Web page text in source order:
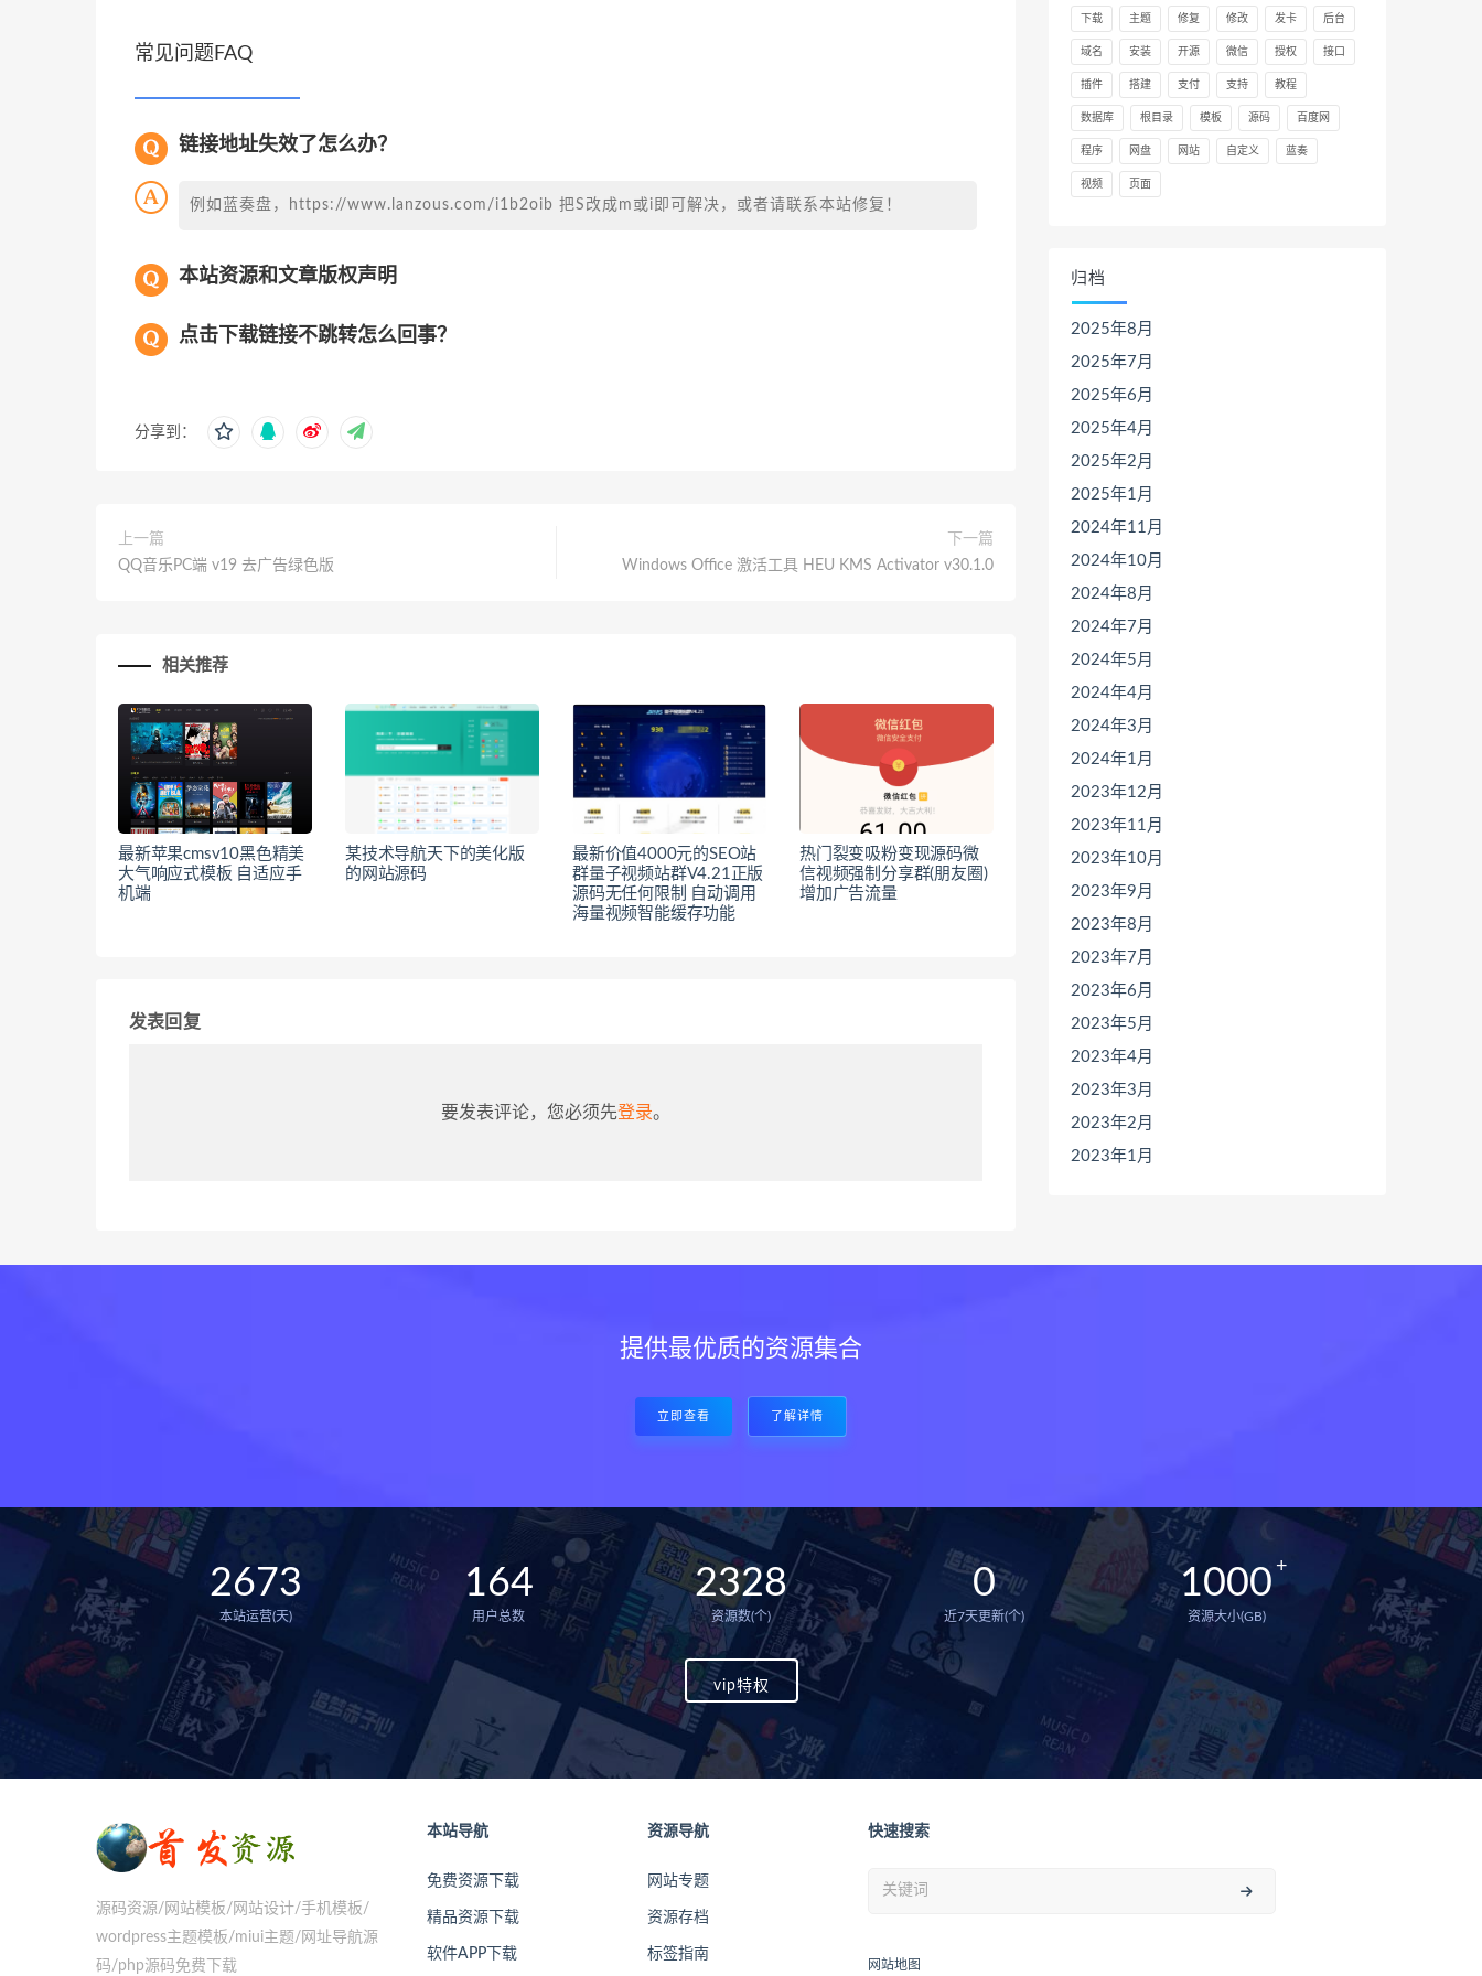
常见问题FAQ
链接地址失效了怎么办？
例如蓝奏盘，https://www.lanzous.com/i1b2oib 把S改成m或i即可解决，或者请联系本站修复！
本站资源和文章版权声明
点击下载链接不跳转怎么回事？
分享到：
上一篇
QQ音乐PC端 v19 去广告绿色版
下一篇
Windows Office 激活工具 HEU KMS Activator v30.1.0
相关推荐
最新苹果cmsv10黑色精美
大气响应式模板 自适应手
机端
某技术导航天下的美化版
的网站源码
最新价值4000元的SEO站
群量子视频站群V4.21正版
源码无任何限制 自动调用
海量视频智能缓存功能
热门裂变吸粉变现源码微
信视频强制分享群(朋友圈)
增加广告流量
发表回复
要发表评论，您必须先登录。
下载 主题 修复 修改 发卡 后台
域名 安装 开源 微信 授权 接口
插件 搭建 支付 支持 教程
数据库 根目录 模板 源码 百度网
程序 网盘 网站 自定义 蓝奏
视频 页面
归档
2025年8月
2025年7月
2025年6月
2025年4月
2025年2月
2025年1月
2024年11月
2024年10月
2024年8月
2024年7月
2024年5月
2024年4月
2024年3月
2024年1月
2023年12月
2023年11月
2023年10月
2023年9月
2023年8月
2023年7月
2023年6月
2023年5月
2023年4月
2023年3月
2023年2月
2023年1月
提供最优质的资源集合
立即查看 了解详情
2673
本站运营(天)
164
用户总数
2328
资源数(个)
0
近7天更新(个)
1000
资源大小(GB)
vip特权
源码资源/网站模板/网站设计/手机模板/
wordpress主题模板/miui主题/网址导航源
码/php源码免费下载
本站导航
免费资源下载
精品资源下载
软件APP下载
资源导航
网站专题
资源存档
标签指南
快速搜索
网站地图